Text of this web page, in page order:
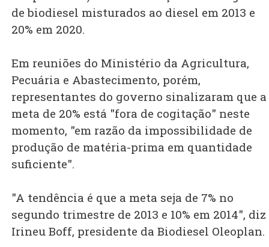
de biodiesel misturados ao diesel em 2013 e
20% em 2020.
Em reuniões do Ministério da Agricultura,
Pecuária e Abastecimento, porém,
representantes do governo sinalizaram que a
meta de 20% está "fora de cogitação" neste
momento, "em razão da impossibilidade de
produção de matéria-prima em quantidade
suficiente".
"A tendência é que a meta seja de 7% no
segundo trimestre de 2013 e 10% em 2014", diz
Irineu Boff, presidente da Biodiesel Oleoplan.